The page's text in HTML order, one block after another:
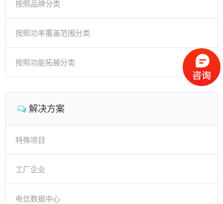
按照品牌分类
按照功率覆盖范围分类
按照功能拓展分类
解决方案
特殊项目
工厂企业
电信数据中心